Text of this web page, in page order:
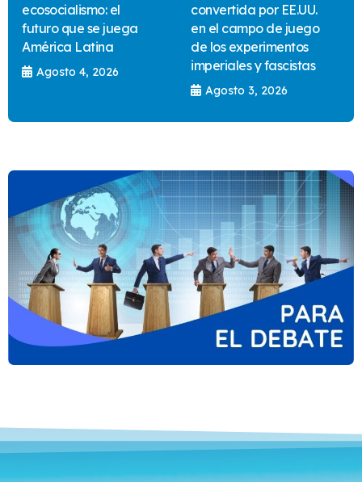
ecosocialismo: el
futuro que se juega
América Latina
Agosto 4, 2026
convertida por EE.UU.
en el campo de juego
de los experimentos
imperiales y fascistas
Agosto 3, 2026